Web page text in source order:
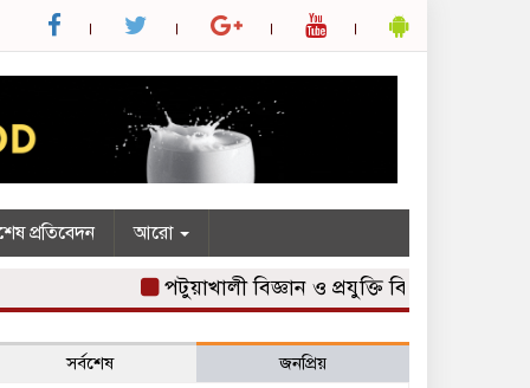
প্রতিবেদন আরো
পটুয়াখালী বিজ্ঞান ও প্রযুক্তি বিশ্ববিদ্যালয়ের
সর্বশেষ জনপ্রিয়